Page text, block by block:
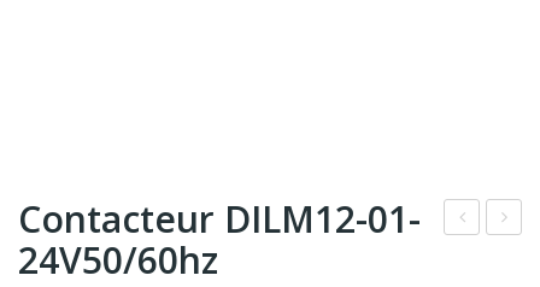
Contacteur DILM12-01-
24V50/60hz